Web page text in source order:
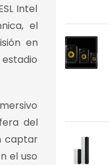
Intel
el
en
del
captar
el uso